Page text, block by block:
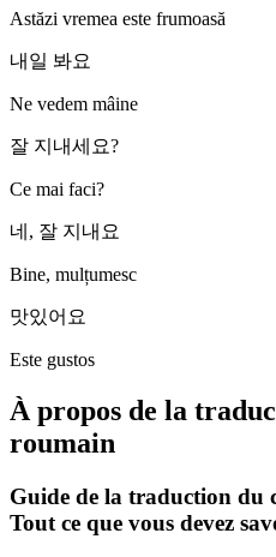
Astăzi vremea este frumoasă
내일 봐요
Ne vedem mâine
잘 지내세요?
Ce mai faci?
네, 잘 지내요
Bine, mulțumesc
맛있어요
Este gustos
À propos de la
roumain
Guide de la traduction du
Tout ce que vous devez